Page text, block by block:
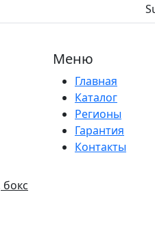
Меню
Главная
Каталог
Регионы
Гарантия
Контакты